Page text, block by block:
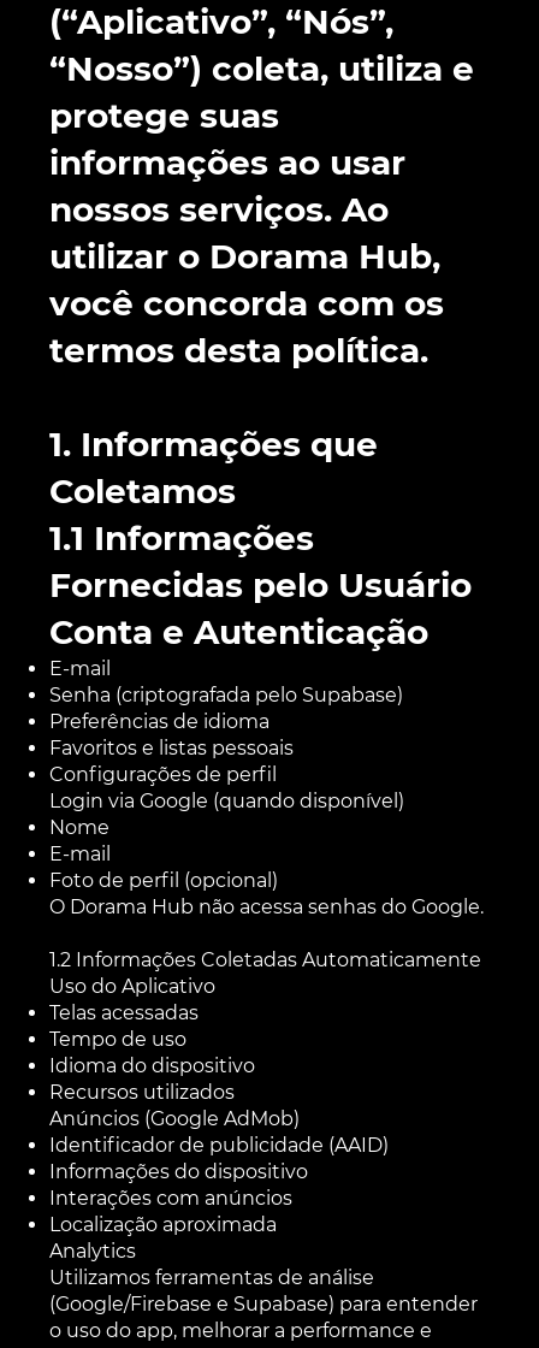
(“Aplicativo”, “Nós”,
“Nosso”) coleta, utiliza e
protege suas
informações ao usar
nossos serviços. Ao
utilizar o Dorama Hub,
você concorda com os
termos desta política.
1. Informações que
Coletamos
1.1 Informações
Fornecidas pelo Usuário
Conta e Autenticação
E-mail
Senha (criptografada pelo Supabase)
Preferências de idioma
Favoritos e listas pessoais
Configurações de perfil
Login via Google (quando disponível)
Nome
E-mail
Foto de perfil (opcional)
O Dorama Hub não acessa senhas do Google.
1.2 Informações Coletadas Automaticamente
Uso do Aplicativo
Telas acessadas
Tempo de uso
Idioma do dispositivo
Recursos utilizados
Anúncios (Google AdMob)
Identificador de publicidade (AAID)
Informações do dispositivo
Interações com anúncios
Localização aproximada
Analytics
Utilizamos ferramentas de análise
(Google/Firebase e Supabase) para entender
o uso do app, melhorar a performance e